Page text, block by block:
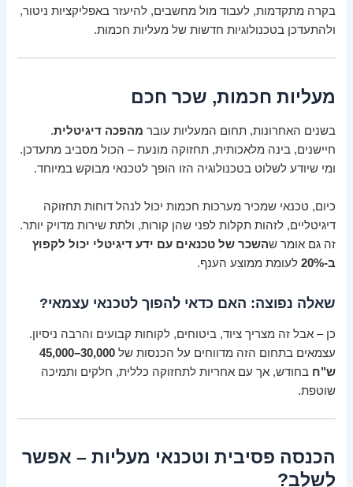
בקרה מתקדמות, לעבוד מול מחשבים, להיעזר באפליקציות ניטור,
ולהתעדכן בטכנולוגיות חדשות של מעליות חכמות.
מעליות חכמות, שכר חכם
בשנים האחרונות, תחום המעליות עובר מהפכה דיגיטלית.
חיישנים, בינה מלאכותית, תחזוקה מונעת – הכול מסביב מתעדכן.
ומי שיודע לשלוט בטכנולוגיה הזו הופך לטכנאי מבוקש במיוחד.
כיום, טכנאי שמכיר מערכות חכמות יכול לנהל דוחות תחזוקה
דיגיטליים, לזהות תקלות לפני שהן קורות, ולתת שירות מדויק יותר.
זה גם אומר שהשכר של טכנאים עם ידע דיגיטלי יכול לקפוץ
ב-20%
לעומת ממוצע הענף.
שאלה נפוצה: האם כדאי להפוך לטכנאי עצמאי?
כן – אבל זה מצריך ציוד, ביטוחים, לקוחות קבועים והרבה ניסיון.
עצמאים בתחום הזה מדווחים על הכנסות של
30,000–45,000
ש"ח בחודש, אך עם אחריות לתחזוקה כללית, חלקים ותמיכה
שוטפת.
הכנסה פסיבית וטכנאי מעליות – אפשר
לשלב?